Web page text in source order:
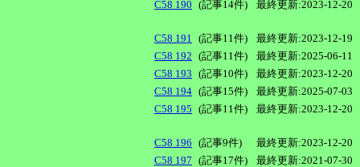
C58 190 (記事14件) 最終更新:2023-12-20
C58 191 (記事11件)
最終更新:2023-12-19
C58 192 (記事11件)
最終更新:2025-06-11
C58 193 (記事10件)
最終更新:2023-12-20
C58 194 (記事15件)
最終更新:2025-07-03
C58 195 (記事11件) 最終更新:2023-12-20
C58 196 (記事9件)
最終更新:2023-12-20
C58 197 (記事17件)
最終更新:2021-07-30